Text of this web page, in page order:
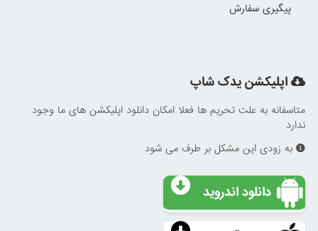
پیگیری سفارش
اپلیکشن یدک شاپ
متاسفانه به علت تحریم ها فعلا امکان دانلود اپلیکشن های ما وجود
ندارد
به زودی این مشکل بر طرف می شود
دانلود اندروید